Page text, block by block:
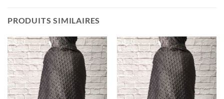
PRODUITS SIMILAIRES